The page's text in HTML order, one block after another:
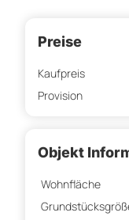
Preise
Kaufpreis
Provision
Objekt
Wohnfläche